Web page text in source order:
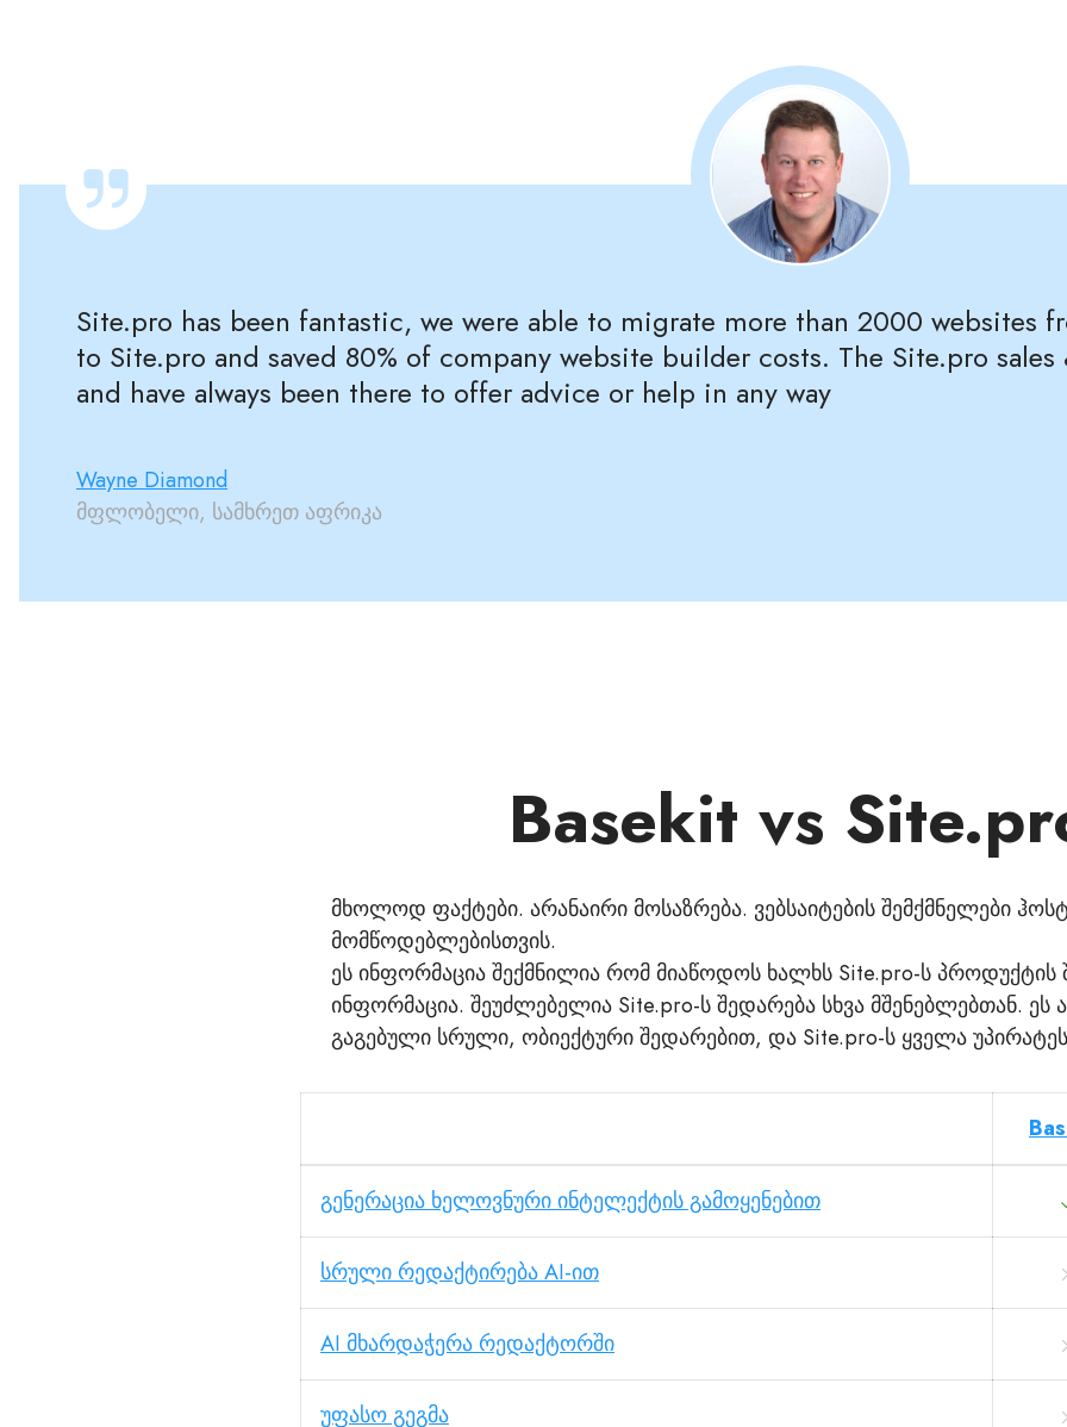
Site.pro has been fantastic, we were able to migrate more than 2000 websites
to Site.pro and saved 80% of company website builder costs. The Site.pro
and have always been there to offer advice or help in any way
Wayne Diamond
მფლობელი, სამხრეთ აფრიკა
Basekit vs
მხოლოდ ფაქტები. არანაირი მოსაზრება. ვებსაიტების შემქმნელები
მომწოდებლებისთვის.
ეს ინფორმაცია შექმნილია რომ მიაწოდოს ხალხს Site.pro-ს პროდუქტის
ინფორმაცია. შეუძლებელია Site.pro-ს შედარება სხვა მშენებლებთან. ეს
გაგებული სრული, ობიექტური შედარებით, და Site.pro-ს ყველა
გენერაცია ხელოვნური ინტელექტის გამოყენებით
სრული რედაქტირება AI-ით
AI მხარდაჭერა რედაქტორში
უფასო გეგმა